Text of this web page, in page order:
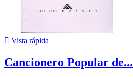
 Vista rápida
Cancionero Popular de...